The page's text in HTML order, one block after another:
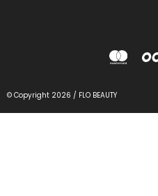
© Copyright 2026 / FLO BEAUTY